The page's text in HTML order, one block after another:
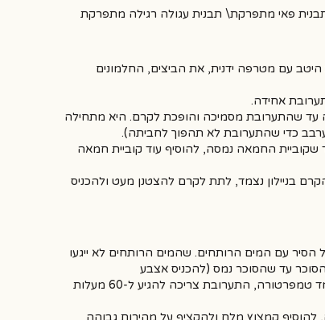
עם מטרפה ידנית, את הביצים, החלמונים
אחידה.
עד שהתערובת מסמיכה והופכת לקרם. היא מתחילה
כדי שהתערובת לא תהפוך לחביתה).
החמאה נמסה, להוסיף עוד קוביית חמאה
בניילון נצמד, לתת לקרם להצטנן מעט ולהכניס
עם המים הרותחים. שהמים הרותחים לא ייגעו
עד שהסוכר נמס (להכניס אצבע
לחלבונים ולהרגיש שלא נשארו גושי סוכר) או אם יש לכם מד טמפרטורה, התערובת צריכה להגיע ל-60 מעלות
קמצוץ מלח ולהקציף על מהירות גבוהה